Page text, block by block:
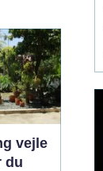
vejle
du